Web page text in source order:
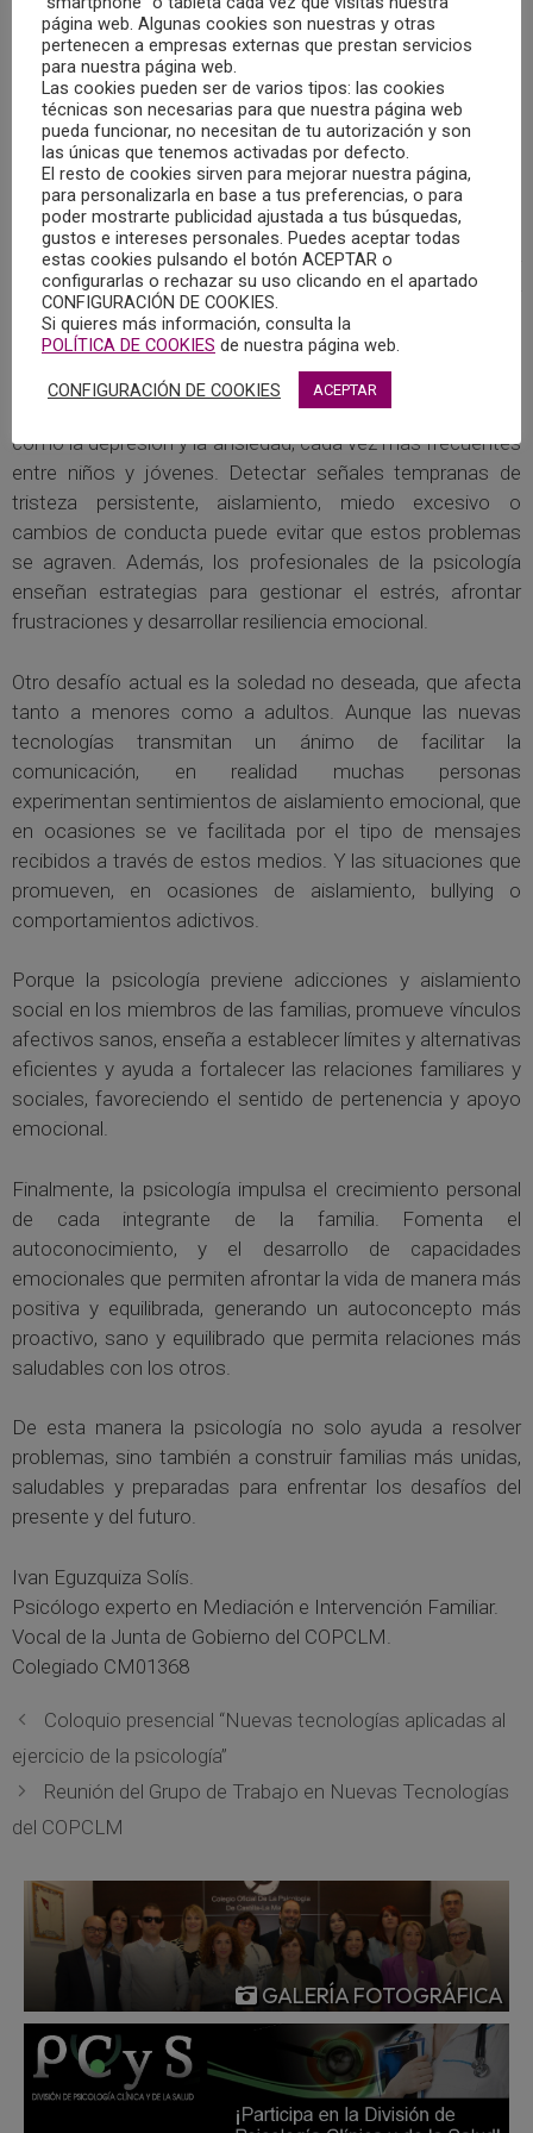
familiares más seguros y protectores para los menores.
Asimismo, la intervención psicológica resulta muy
importante en la prevención del consumo de drogas y
otras conductas de riesgo. Muchos adolescentes
recurren a sustancias debido a la presión social, la baja
autoestima o dificultades emocionales. El
acompañamiento psicológico permite fortalecer la
capacidad de tomar decisiones responsables, optimizar
su independencia, mejorar la autoestima y desarrollar
habilidades para enfrentar problemas sin recurrir a hábitos
perjudiciales.
La psicología también contribuye a prevenir trastornos
como la depresión y la ansiedad, cada vez más frecuentes
entre niños y jóvenes. Detectar señales tempranas de
tristeza persistente, aislamiento, miedo excesivo o
cambios de conducta puede evitar que estos problemas
se agraven. Además, los profesionales de la psicología
enseñan estrategias para gestionar el estrés, afrontar
frustraciones y desarrollar resiliencia emocional.
Otro desafío actual es la soledad no deseada, que afecta
tanto a menores como a adultos. Aunque las nuevas
tecnologías transmitan un ánimo de facilitar la
comunicación, en realidad muchas personas
experimentan sentimientos de aislamiento emocional, que
en ocasiones se ve facilitada por el tipo de mensajes
recibidos a través de estos medios. Y las situaciones que
promueven, en ocasiones de aislamiento, bullying o
comportamientos adictivos.
Porque la psicología previene adicciones y aislamiento
social en los miembros de las familias, promueve vínculos
afectivos sanos, enseña a establecer límites y alternativas
eficientes y ayuda a fortalecer las relaciones familiares y
sociales, favoreciendo el sentido de pertenencia y apoyo
emocional.
Finalmente, la psicología impulsa el crecimiento personal
de cada integrante de la familia. Fomenta el
autoconocimiento, y el desarrollo de capacidades
emocionales que permiten afrontar la vida de manera más
positiva y equilibrada, generando un autoconcepto más
proactivo, sano y equilibrado que permita relaciones más
saludables con los otros.
De esta manera la psicología no solo ayuda a resolver
problemas, sino también a construir familias más unidas,
saludables y preparadas para enfrentar los desafíos del
presente y del futuro.
Ivan Eguzquiza Solís.
Psicólogo experto en Mediación e Intervención Familiar.
Vocal de la Junta de Gobierno del COPCLM.
Colegiado CM01368
Coloquio presencial “Nuevas tecnologías aplicadas al
ejercicio de la psicología”
Reunión del Grupo de Trabajo en Nuevas Tecnologías
del COPCLM
GALERÍA FOTOGRÁFICA
página web. Algunas cookies son nuestras y otras
pertenecen a empresas externas que prestan servicios
para nuestra página web.
Las cookies pueden ser de varios tipos: las cookies
técnicas son necesarias para que nuestra página web
pueda funcionar, no necesitan de tu autorización y son
las únicas que tenemos activadas por defecto.
El resto de cookies sirven para mejorar nuestra página,
para personalizarla en base a tus preferencias, o para
poder mostrarte publicidad ajustada a tus búsquedas,
gustos e intereses personales. Puedes aceptar todas
estas cookies pulsando el botón ACEPTAR o
configurarlas o rechazar su uso clicando en el apartado
CONFIGURACIÓN DE COOKIES.
Si quieres más información, consulta la
POLÍTICA DE COOKIES de nuestra página web.
CONFIGURACIÓN DE COOKIES ACEPTAR